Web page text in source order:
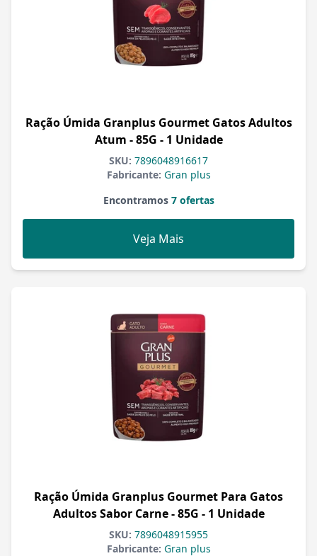
Ração Úmida Granplus Gourmet Gatos Adultos
Atum - 85G - 1 Unidade
SKU: 7896048916617
Fabricante: Gran plus
Encontramos7 ofertas
Veja Mais
Ração Úmida Granplus Gourmet Para Gatos
Adultos Sabor Carne - 85G - 1 Unidade
SKU: 7896048915955
Fabricante: Gran plus